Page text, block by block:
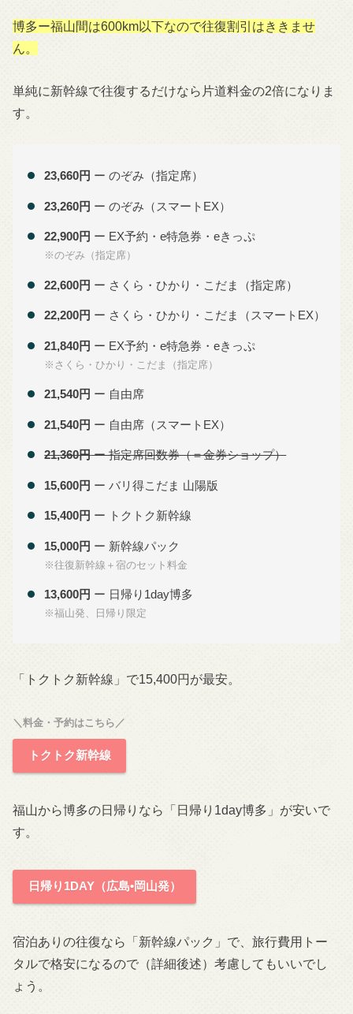
博多ー福山間は600km以下なので往復割引はききませ
ん。
単純に新幹線で往復するだけなら片道料金の2倍になりま
す。
23,660円 ー のぞみ（指定席）
23,260円 ー のぞみ（スマートEX）
22,900円 ー EX予約・e特急券・eきっぷ
※のぞみ（指定席）
22,600円 ー さくら・ひかり・こだま（指定席）
22,200円 ー さくら・ひかり・こだま（スマートEX）
21,840円 ー EX予約・e特急券・eきっぷ
※さくら・ひかり・こだま（指定席）
21,540円 ー 自由席
21,540円 ー 自由席（スマートEX）
21,360円ー 指定席回数券（＝金券ショップ）
15,600円 ー バリ得こだま 山陽版
15,400円 ー トクトク新幹線
15,000円 ー 新幹線パック
※往復新幹線＋宿のセット料金
13,600円 ー 日帰り1day博多
※福山発、日帰り限定
「トクトク新幹線」で15,400円が最安。
＼料金・予約はこちら／
トクトク新幹線
福山から博多の日帰りなら「日帰り1day博多」が安いで
す。
日帰り1DAY（広島•岡山発）
宿泊ありの往復なら「新幹線パック」で、旅行費用トー
タルで格安になるので（詳細後述）考慮してもいいでし
ょう。